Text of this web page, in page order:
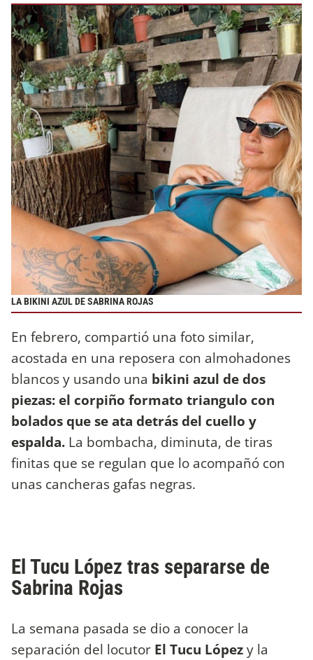
LA BIKINI AZUL DE SABRINA ROJAS
En febrero, compartió una foto similar,
acostada en una reposera con almohadones
blancos y usando una bikini azul de dos
piezas: el corpiño formato triangulo con
bolados que se ata detrás del cuello y
espalda. La bombacha, diminuta, de tiras
finitas que se regulan que lo acompañó con
unas cancheras gafas negras.
El Tucu López tras separarse de
Sabrina Rojas
La semana pasada se dio a conocer la
separación del locutor El Tucu Lópezy la